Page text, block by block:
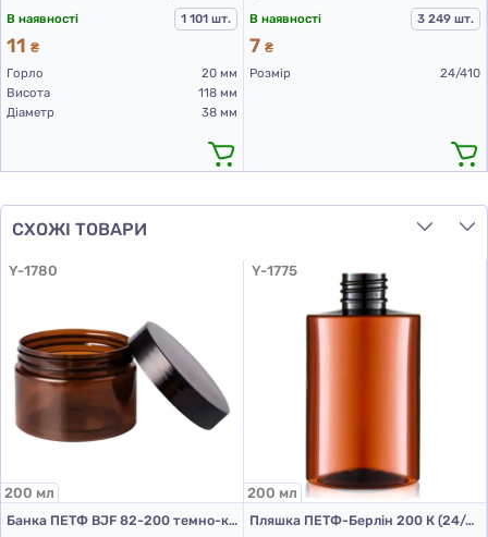
В наявності
1 101 шт.
11 ₴
Горло
20 мм
Висота
118 мм
Діаметр
38 мм
В наявності
3 249 шт.
7 ₴
Розмір
24/410
СХОЖІ ТОВАРИ
Y-1780
200 мл
Банка ПЕТФ BJF 82-200 темно-коричнева (шоколад), 30 гр. (ПЕТ банки 200 мл)
Y-1775
200 мл
Пляшка ПЕТФ-Берлін 200 К (24/410) д.57,5